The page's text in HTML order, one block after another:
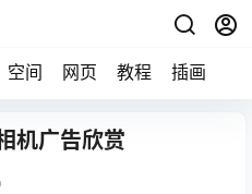
空间 网页 教程 插画
机广告欣赏